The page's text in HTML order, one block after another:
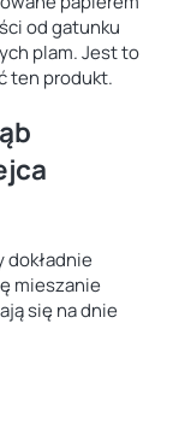
od gatunku
plam. Jest to
ten produkt.
dokładnie
mieszanie
się na dnie